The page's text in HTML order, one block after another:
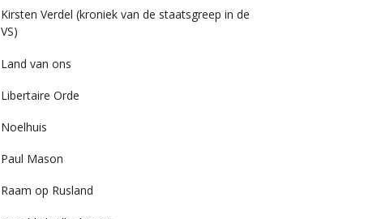
Kirsten Verdel (kroniek van de staatsgreep in de
VS)
Land van ons
Libertaire Orde
Noelhuis
Paul Mason
Raam op Rusland